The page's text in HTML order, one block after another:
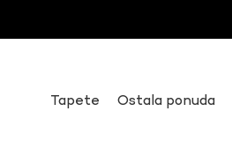
Tapete Ostala ponuda